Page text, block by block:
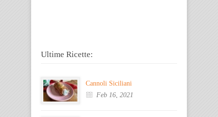
Ultime Ricette:
Cannoli Siciliani
Feb 16, 2021